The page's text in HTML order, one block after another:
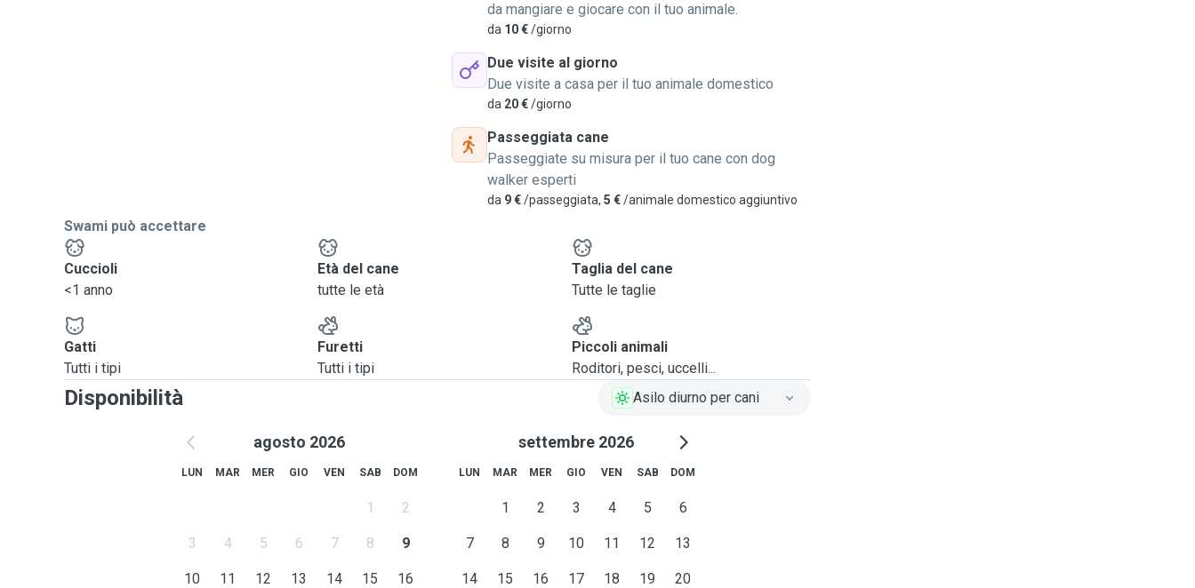
da mangiare e giocare con il tuo animale.
da 10 €/giorno
Due visite al giorno
Due visite a casa per il tuo animale domestico
da 20 €/giorno
Passeggiata cane
Passeggiate su misura per il tuo cane con dog
walker esperti
da 9 €/passeggiata, 5 €/animale domestico aggiuntivo
Swami può accettare
Cuccioli
<1 anno
Età del cane
tutte le età
Taglia del cane
Tutte le taglie
Gatti
Tutti i tipi
Furetti
Tutti i tipi
Piccoli animali
Roditori, pesci, uccelli...
Disponibilità Asilo diurno per cani
agosto 2026
LUN MAR MER GIO VEN SAB DOM
1 2
3 4 5 6 7 8 9
10 11 12 13 14 15 16
settembre 2026
LUN MAR MER GIO VEN SAB DOM
1 2 3 4 5 6
7 8 9 10 11 12 13
14 15 16 17 18 19 20